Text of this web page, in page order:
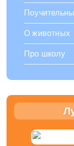
О животных
Про школу